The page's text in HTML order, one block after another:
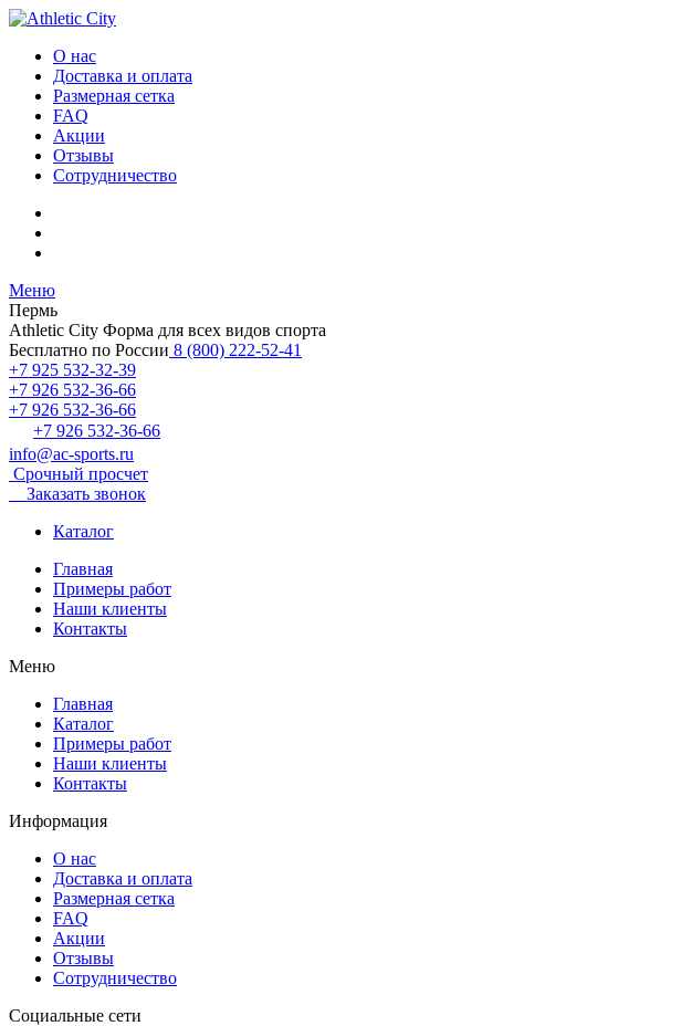
О нас
Доставка и оплата
Размерная сетка
FAQ
Акции
Отзывы
Сотрудничество
Меню
Пермь
Athletic City Форма для всех видов спорта
Бесплатно по России 8 (800) 222-52-41
+7 925 532-32-39
+7 926 532-36-66
+7 926 532-36-66
+7 926 532-36-66
info@ac-sports.ru
Срочный просчет
Заказать звонок
Каталог
Главная
Примеры работ
Наши клиенты
Контакты
Меню
Главная
Каталог
Примеры работ
Наши клиенты
Контакты
Информация
О нас
Доставка и оплата
Размерная сетка
FAQ
Акции
Отзывы
Сотрудничество
Социальные сети